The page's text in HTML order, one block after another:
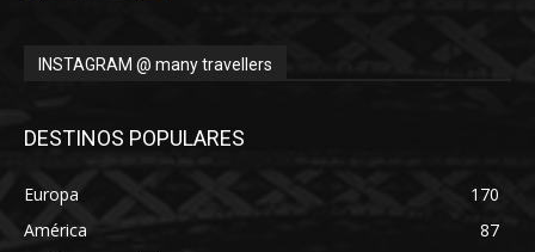
INSTAGRAM @ many travellers
DESTINOS POPULARES
Europa
170
América
87